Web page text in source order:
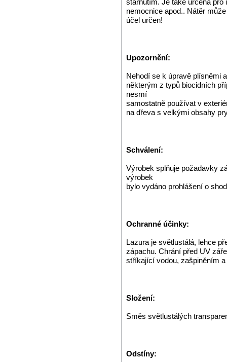
stárnutím. Je také určena
nemocnice apod.. Nátěr
účel určen!
Upozornění:
Nehodí se k úpravě plísněmi
některým z typů biocidních
nesmí
samostatně používat v
na dřeva s velkými obsahy
Schválení:
Výrobek splňuje požadavky
výrobek
bylo vydáno prohlášení o
Ochranné účinky:
Lazura je světlustálá, lehce
zápachu. Chrání před UV
stříkající vodou, zašpiněním
Složení:
Směs světlustálých
Odstíny: